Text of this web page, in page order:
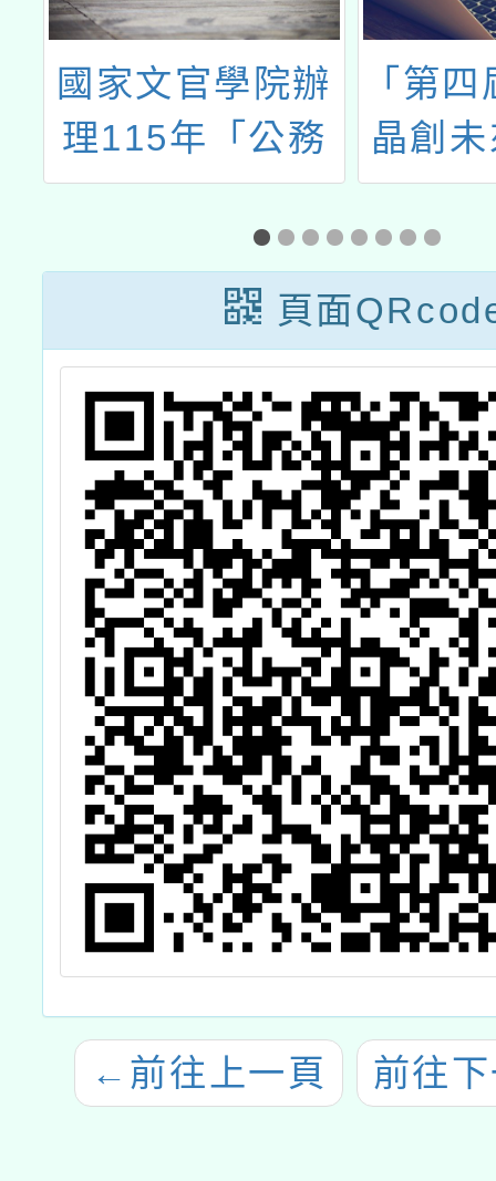
國家文官學院辦
理115年「公務
英語力UP訓
練」系列課程－
「數位英語增能
工作坊」
「第
晶創
賽」
半導
頁面
← 前往上一頁 前往